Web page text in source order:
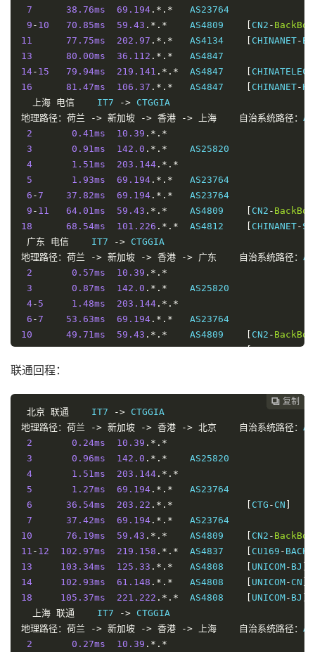
7
38.76ms 69.194 .*.*
9 - 10 70.85ms 59.43 .*.*
    AS4809
CN2 -
11
77.75ms 202.97 .*.*
   AS4134
CHINANET- BB
13
80.00ms 36.112 .*.*
14- 15 79.94ms 219.141 .*.*
  AS4847
16
81.47ms 106.37 .*.*
   AS4847
CHINANET-HN
上海 电信
    IT7
->
地理路径：荷兰
-> 新加坡 -> 香港 -> 上海 自治系统路径：
2
0.41ms 10.39 .*.*
3
0.91ms 142.0 .*.*
4
1.51ms 203.144 .*.*
5
1.93ms 69.194 .*.*
6 -7 37.82ms 69.194 .*.*
9 - 11 64.01ms 59.43 .*.*
    AS4809
CN2 -
18
68.54ms 101.226 .*.*
  AS4812
CHINANET- SH
广东
电信
    IT7
->
地理路径：荷兰
-> 新加坡 -> 香港 -> 广东 自治系统路径：
2
0.57ms 10.39 .*.*
3
0.87ms 142.0 .*.*
4- 5 1.48ms 203.144 .*.*
6 -7 53.63ms 69.194 .*.*
10
49.71ms 59.43 .*.*
    AS4809
CN2 -
11
44.68ms 202.97.*.*
   AS4134
[CHINANET-
18
联通回程：
 复制
 复制
 复制
 复制
 复制
 复制
北京 联通
    IT7
->
地理路径：荷兰
-> 新加坡 -> 香港 -> 北京 自治系统路径：
2
0.24ms 10.39 .*.*
3
0.96ms 142.0 .*.*
4
1.51ms 203.144 .*.*
5
1.27ms 69.194 .*.*
6
36.54ms 203.22 .*.* CTG - CN
7
37.42ms 69.194 .*.*
10
76.19ms 59.43 .*.*
    AS4809
CN2 -
11 - 12 102.97ms 219.158 .*.*
  AS4837
CU169 -
13
103.34ms 125.33 .*.*
   AS4808
UNICOM- BJ
14
102.93ms 61.148 .*.*
   AS4808
UNICOM- CN
18
105.37ms 221.222 .*.*
  AS4808
UNICOM- BJ
上海 联通
    IT7
->
地理路径：荷兰
-> 新加坡 -> 香港 -> 上海 自治系统路径：
2
0.27ms 10.39 .*.*